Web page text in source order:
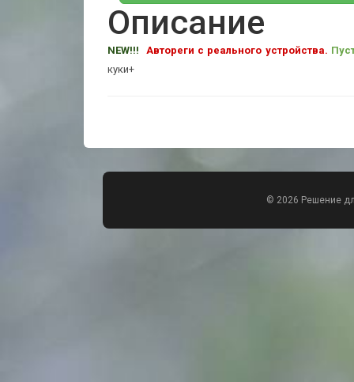
Описание
NEW!!! Автореги с реального устройства.
куки+
© 2026 Решение